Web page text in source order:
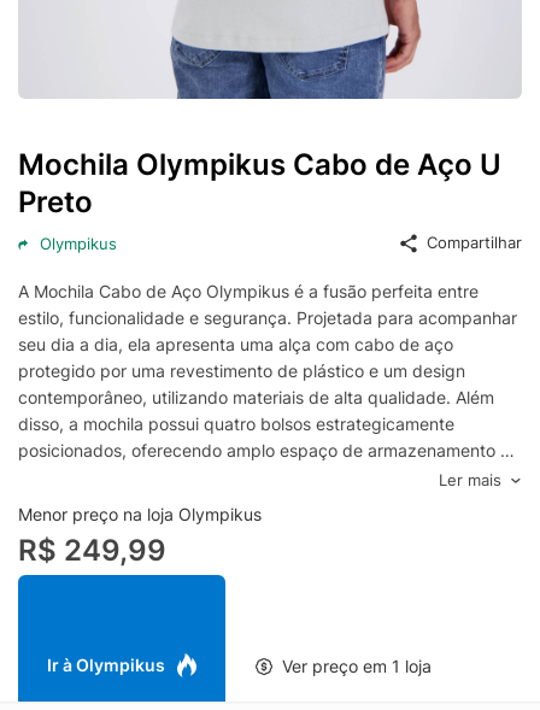
Mochila Olympikus Cabo de Aço U
Preto
Olympikus Compartilhar
A Mochila Cabo de Aço Olympikus é a fusão perfeita entre
estilo, funcionalidade e segurança. Projetada para acompanhar
seu dia a dia, ela apresenta uma alça com cabo de aço
protegido por uma revestimento de plástico e um design
contemporâneo, utilizando materiais de alta qualidade. Além
disso, a mochila possui quatro bolsos estrategicamente
posicionados, oferecendo amplo espaço de armazenamento e
organização inteligente para seus pertences essenciais,
mantendo-os acessíveis em todos os momentos. Um desses
bolsos está equipado com um zíper robusto, proporcionando
segurança extra para seus objetos. Internamente, conta com
um compartimento acolchoado para notebook.Nas laterais, a
segura, evitando que molhem outros pertences.
Ler mais
Menor preço na loja Olympikus
R$ 249,99
Ir à Olympikus Ver preço em 1 loja